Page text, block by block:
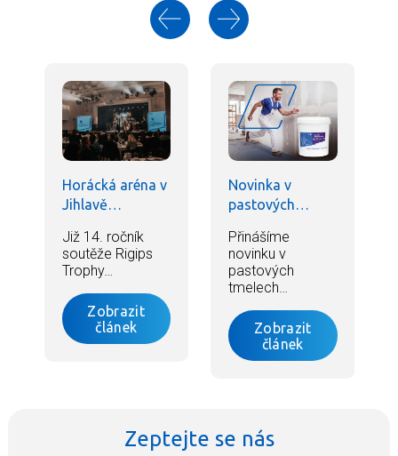
Horácká aréna v
Jihlavě…
Již 14. ročník
soutěže Rigips
Trophy…
Zobrazit
článek
Novinka v
pastových…
Přinášíme
novinku v
pastových
tmelech…
Zobrazit
článek
Zeptejte se nás